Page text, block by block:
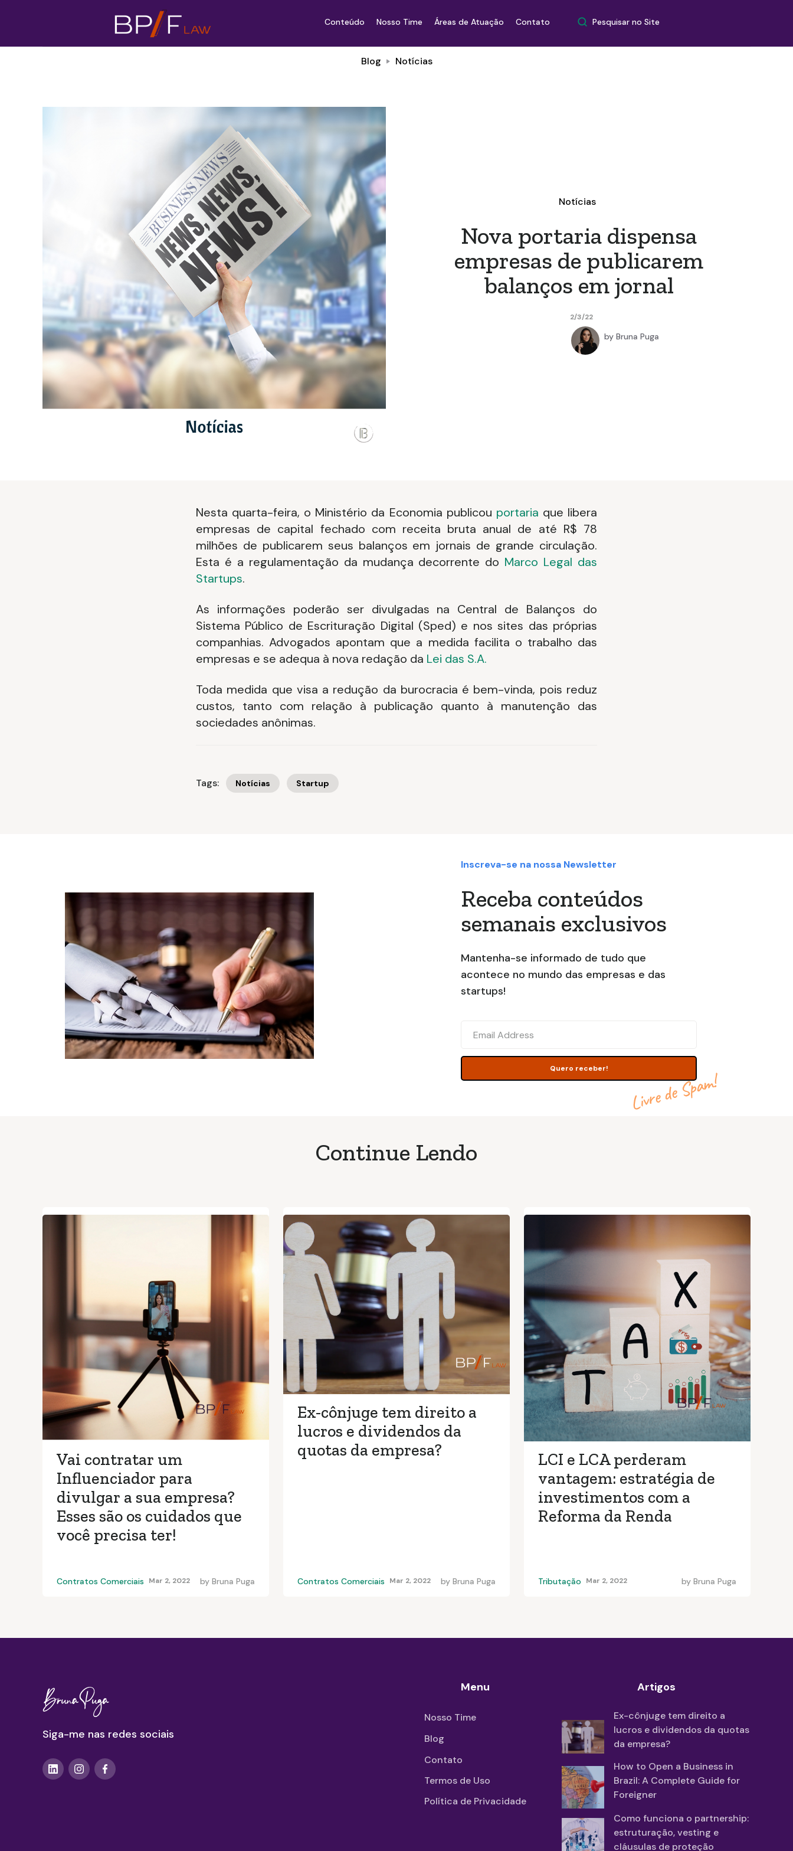
Conteúdo Nosso Time Áreas de Atuação Contato Pesquisar no Site
Blog Notícias
Notícias
Nova portaria dispensa
empresas de publicarem
balanços em jornal
2/3/22
by Bruna Puga
Nesta quarta-feira, o Ministério da Economia publicou portaria que libera
empresas de capital fechado com receita bruta anual de até R$ 78
milhões de publicarem seus balanços em jornais de grande circulação.
Esta é a regulamentação da mudança decorrente do Marco Legal das
Startups.
As informações poderão ser divulgadas na Central de Balanços do
Sistema Público de Escrituração Digital (Sped) e nos sites das próprias
companhias. Advogados apontam que a medida facilita o trabalho das
empresas e se adequa à nova redação da Lei das S.A.
Toda medida que visa a redução da burocracia é bem-vinda, pois reduz
custos, tanto com relação à publicação quanto à manutenção das
sociedades anônimas.
Tags: Notícias Startup
Inscreva-se na nossa Newsletter
Receba conteúdos
semanais exclusivos
Mantenha-se informado de tudo que
acontece no mundo das empresas e das
startups!
Livre de Spam!
Continue Lendo
Vai contratar um
Influenciador para
divulgar a sua empresa?
Esses são os cuidados que
você precisa ter!
Contratos Comerciais Mar 2, 2022 by Bruna Puga
Ex-cônjuge tem direito a
lucros e dividendos da
quotas da empresa?
Contratos Comerciais Mar 2, 2022 by Bruna Puga
LCI e LCA perderam
vantagem: estratégia de
investimentos com a
Reforma da Renda
Tributação Mar 2, 2022 by Bruna Puga
Siga-me nas redes sociais
Menu
Nosso Time
Blog
Contato
Termos de Uso
Política de Privacidade
Artigos
Ex-cônjuge tem direito a
lucros e dividendos da quotas
da empresa?
How to Open a Business in
Brazil: A Complete Guide for
Foreigner
Como funciona o partnership:
estruturação, vesting e
cláusulas de proteção